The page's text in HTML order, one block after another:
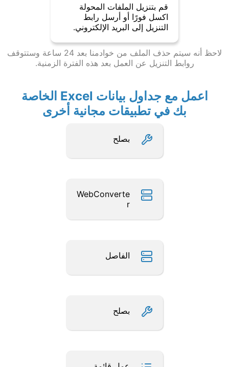
قم بتنزيل الملفات المحولة
اكسل فورًا أو أرسل رابط
التنزيل إلى البريد الإلكتروني.
لاحظ أنه سيتم حذف الملف من خوادمنا بعد 24 ساعة وستتوقف
روابط التنزيل عن العمل بعد هذه الفترة الزمنية.
اعمل مع جداول بيانات Excel الخاصة
بك في تطبيقات مجانية أخرى
بصلح
WebConverte
r
الفاصل
بصلح